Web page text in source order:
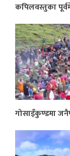
कपिलवस्तुका
गोसाइँकुण्डमा